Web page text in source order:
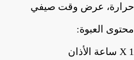
حرارة، عرض وقت صيفي
محتوى العبوة:
1 X ساعة الأذان